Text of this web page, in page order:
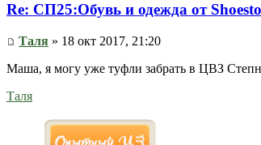
Re: СП25:Обувь и одежда от
Таля » 18 окт 2017, 21:20
Маша, я могу уже туфли забрать в ЦВЗ
Таля